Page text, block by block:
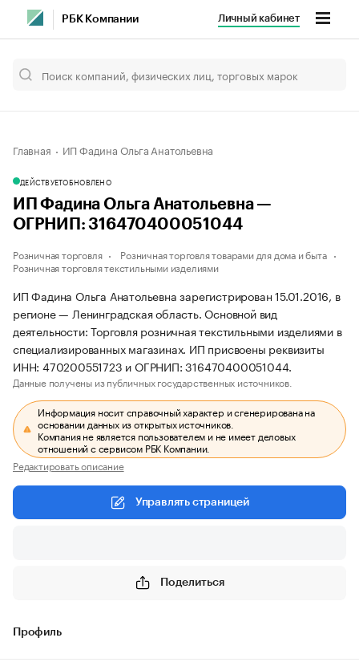
РБК Компании Личный кабинет
Главная ИП Фадина Ольга Анатольевна
ДЕЙСТВУЕТОБНОВЛЕНО
ИП Фадина Ольга Анатольевна —
ОГРНИП: 316470400051044
Розничная торговля
Розничная торговля товарами для дома и быта
Розничная торговля текстильными изделиями
ИП Фадина Ольга Анатольевна зарегистрирован 15.01.2016, в
регионе — Ленинградская область. Основной вид
деятельности: Торговля розничная текстильными изделиями в
специализированных магазинах. ИП присвоены реквизиты
ИНН: 470200551723 и ОГРНИП: 316470400051044.
Данные получены из публичных государственных источников.
Информация носит справочный характер и сгенерирована на
основании данных из открытых источников.
Компания не является пользователем и не имеет деловых
отношений с сервисом РБК Компании.
Редактировать описание
Управлять страницей
Поделиться
Профиль